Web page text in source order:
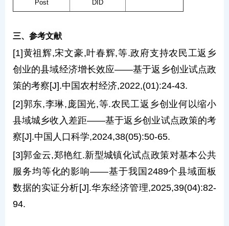
Post DID
三、参考文献
[1]黄祖辉,宋文豪,叶春辉,等.政府支持农民工返乡
创业的县域经济增长效应——基于返乡创业试点政
策的考察[J].中国农村经济,2022,(01):24-43.
[2]郭东,李琳,庞国光,等.农民工返乡创业何以缩小
县域城乡收入差距——基于返乡创业试点政策的考
察[J].中国人口科学,2024,38(05):50-65.
[3]郭金云,郑艳红.新型城镇化试点政策对基本公共
服务均等化的影响——基于我国2489个县域面板
数据的实证分析[J].华东经济管理,2025,39(04):82-
94.